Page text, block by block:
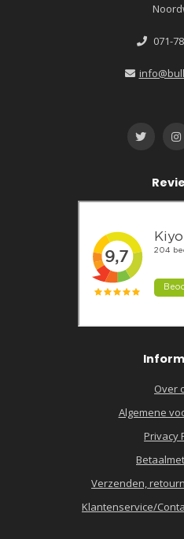
071-
Over
Algemene
Privacy
Verzenden,
Klantenservice/